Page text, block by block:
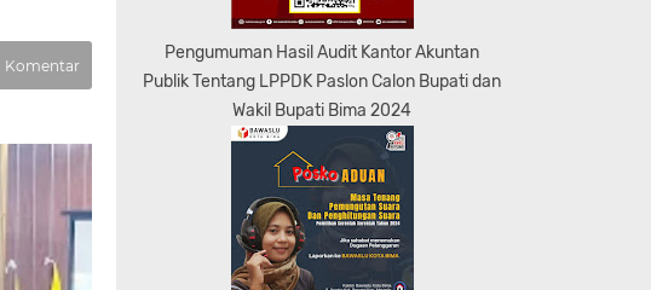
Komentar
Pengumuman Hasil Audit Kantor Akuntan
Publik Tentang LPPDK Paslon Calon Bupati dan
Wakil Bupati Bima 2024